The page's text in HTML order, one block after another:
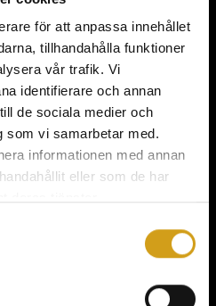
för att anpassa innehållet
tillhandahålla funktioner
vår trafik. Vi
identifierare och annan
de sociala medier och
som vi samarbetar med.
informationen med annan
eller som de har